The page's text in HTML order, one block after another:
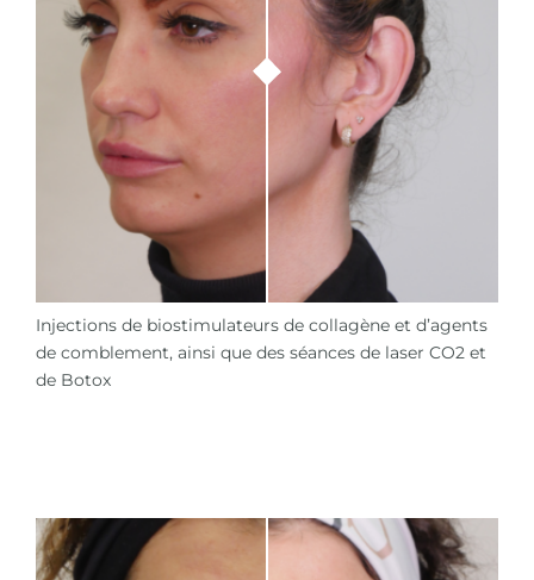
Injections de biostimulateurs de collagène et d’agents
de comblement, ainsi que des séances de laser CO2 et
de Botox